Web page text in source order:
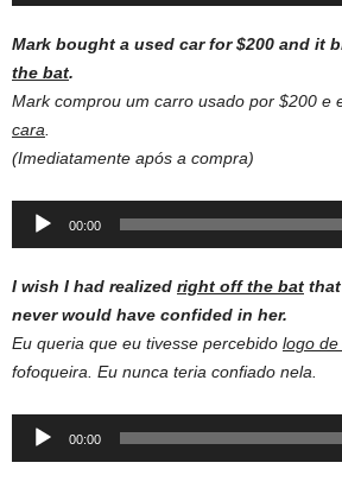
Mark bought a used car for $200 and it
the bat.
Mark comprou um carro usado por $200 e
cara
(Imediatamente após a compra)
Audio
00:00
I wish I had realized right off the bat
never would have confided in her.
Eu queria que eu tivesse percebido logo de
fofoqueira. Eu nunca teria confiado nela.
Audio
00:00